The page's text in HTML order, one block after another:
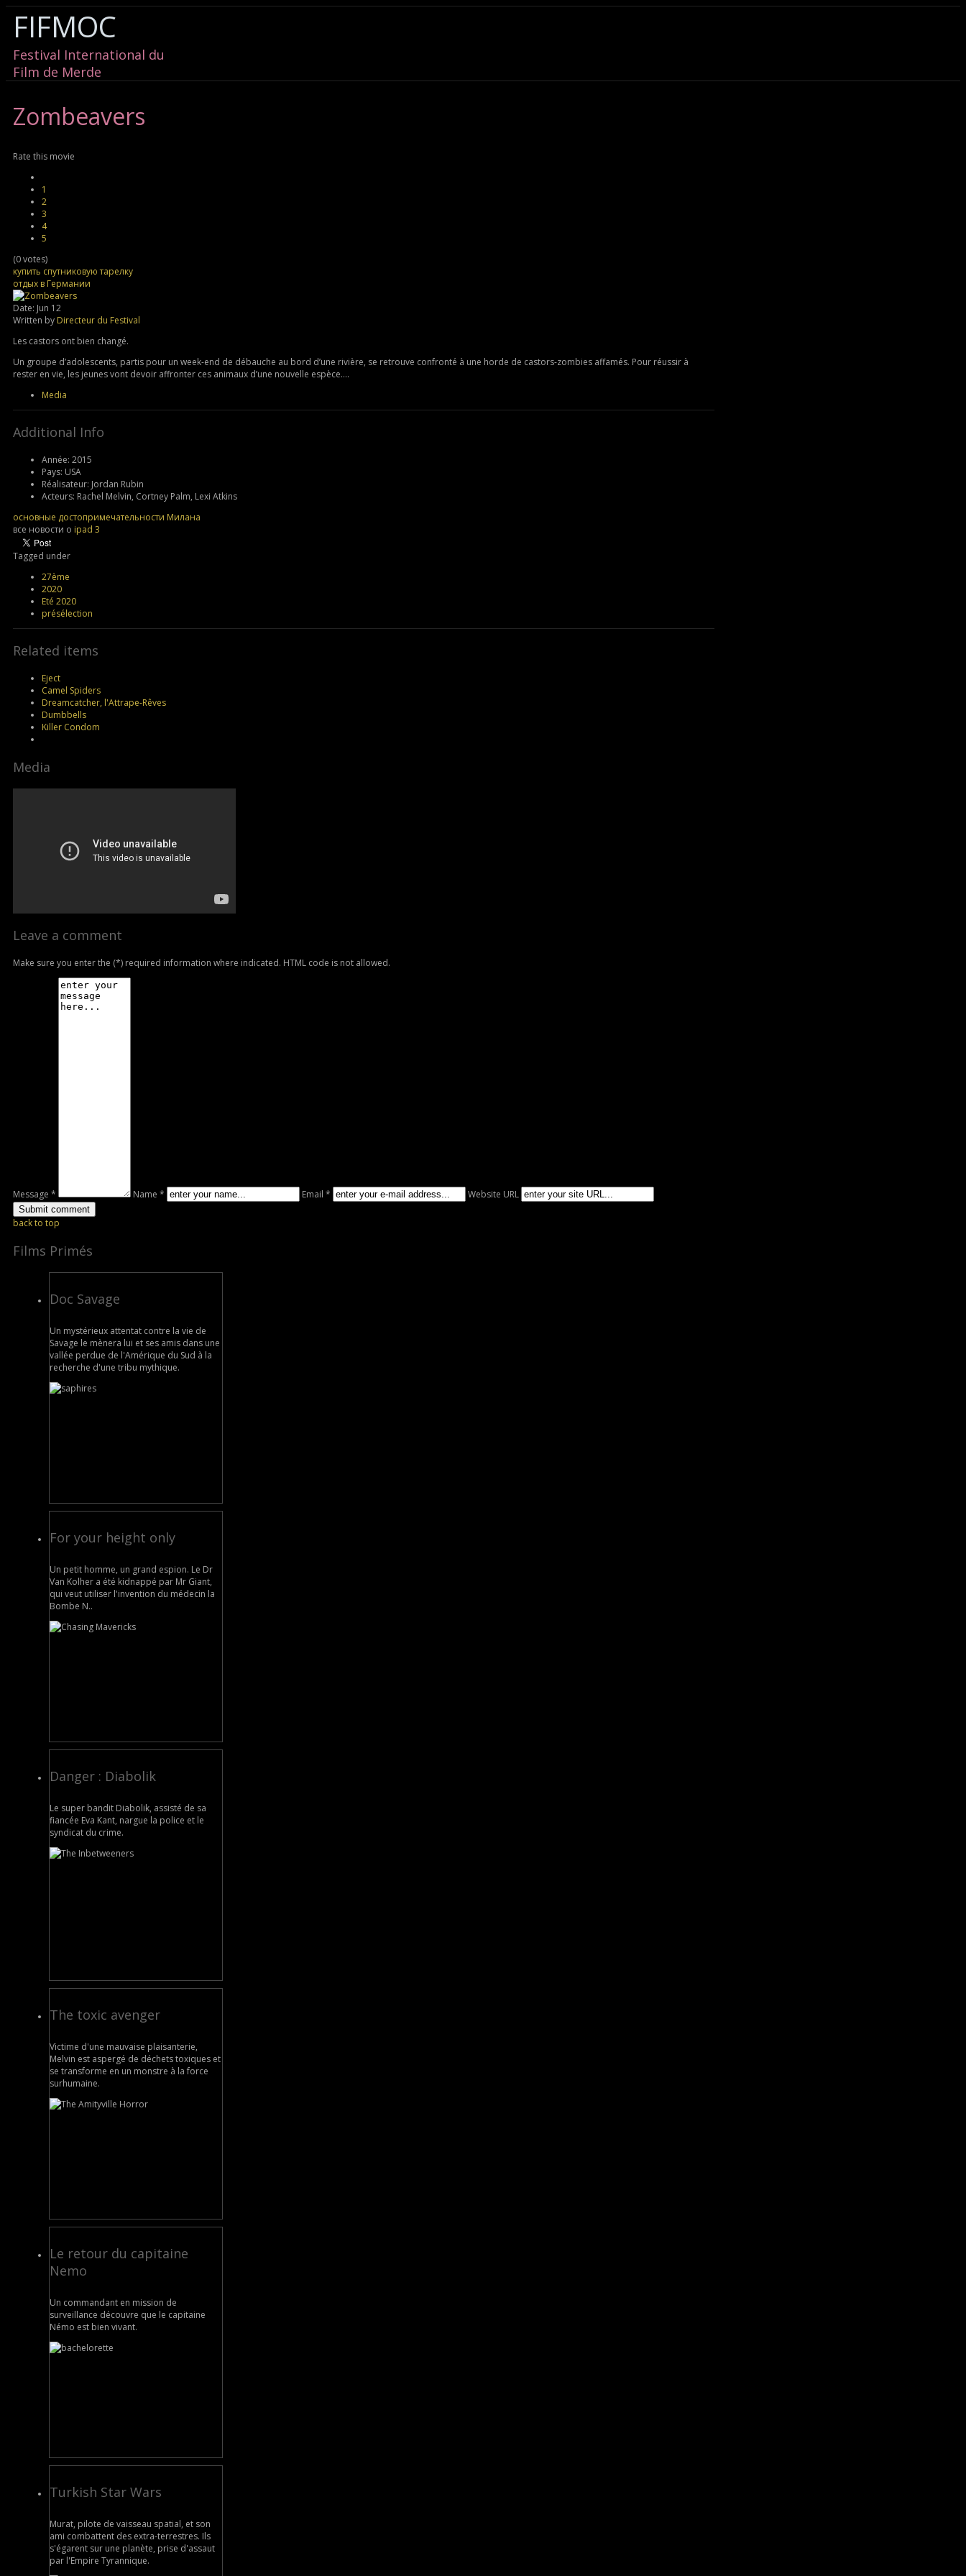
FIFMOC
Festival International du
Film de Merde
Zombeavers
Rate this movie
1
2
3
4
5
(0 votes)
купить спутниковую тарелку
отдых в Германии
Date: Jun 12
Written by Directeur du Festival
Les castors ont bien changé.
Un groupe d’adolescents, partis pour un week-end de débauche au bord d’une rivière, se retrouve confronté à une horde de castors-zombies affamés. Pour réussir à
rester en vie, les jeunes vont devoir affronter ces animaux d’une nouvelle espèce....
Media
Additional Info
Année: 2015
Pays: USA
Réalisateur: Jordan Rubin
Acteurs: Rachel Melvin, Cortney Palm, Lexi Atkins
основные достопримечательности Милана
все новости о ipad 3
Tagged under
27ème
2020
Eté 2020
présélection
Related items
Eject
Camel Spiders
Dreamcatcher, l'Attrape-Rêves
Dumbbells
Killer Condom
Media
Leave a comment
Make sure you enter the (*) required information where indicated. HTML code is not allowed.
Message * Name * Email * Website URL
back to top
Films Primés
Doc Savage
Un mystérieux attentat contre la vie de
Savage le mènera lui et ses amis dans une
vallée perdue de l'Amérique du Sud à la
recherche d'une tribu mythique.
For your height only
Un petit homme, un grand espion. Le Dr
Van Kolher a été kidnappé par Mr Giant,
qui veut utiliser l'invention du médecin la
Bombe N..
Danger : Diabolik
Le super bandit Diabolik, assisté de sa
fiancée Eva Kant, nargue la police et le
syndicat du crime.
The toxic avenger
Victime d'une mauvaise plaisanterie,
Melvin est aspergé de déchets toxiques et
se transforme en un monstre à la force
surhumaine.
Le retour du capitaine
Nemo
Un commandant en mission de
surveillance découvre que le capitaine
Némo est bien vivant.
Turkish Star Wars
Murat, pilote de vaisseau spatial, et son
ami combattent des extra-terrestres. Ils
s'égarent sur une planète, prise d'assaut
par l'Empire Tyrannique.